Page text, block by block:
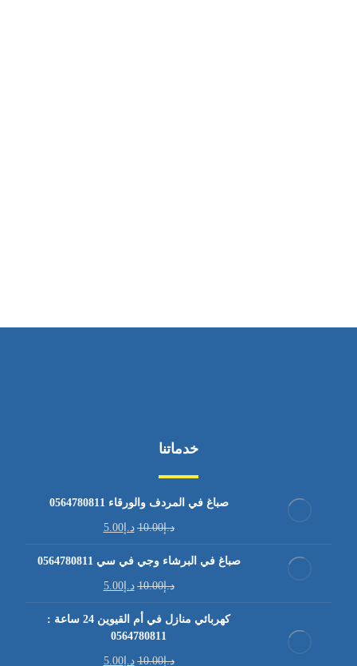
خدماتنا
صباغ في المردف والورقاء 0564780811
د.إ10.00 د.إ5.00
صباغ في البرشاء وجي في سي 0564780811
د.إ10.00 د.إ5.00
كهربائي منازل في أم القيوين 24 ساعة :
0564780811
د.إ10.00 د.إ5.00